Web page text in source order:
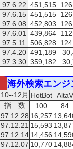
97.6.22 451,515
97.6.15 451,515
97.6.08 452,803
97.6.01
439,864
97.5.11
506,828
97.4.20 491,189
97.3.30 359,182
海外検索エン
10--12月 HotBot AltaV
指 数
100 84
97.12.28 16,257
97.12.21 15,593
97.12.14 14,456
97.12.07 10,770